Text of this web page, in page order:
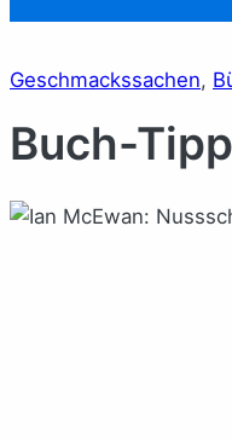
Geschmackssachen,
Buch-